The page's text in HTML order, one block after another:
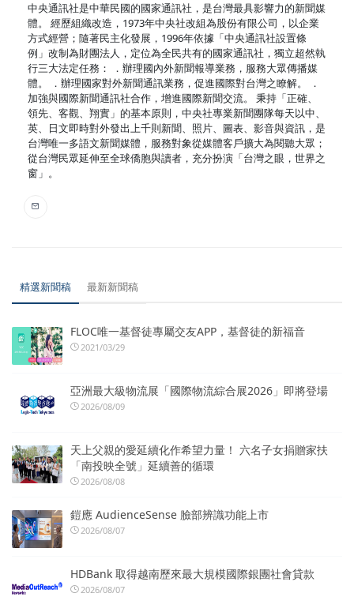
中央通訊社是中華民國的國家通訊社，是台灣最具影響力的新聞媒
體。 經歷組織改造，1973年中央社改組為股份有限公司，以企業
方式經營；隨著民主化發展，1996年依據「中央通訊社設置條
例」改制為財團法人，定位為全民共有的國家通訊社，獨立超然執
行三大法定任務： ．辦理國內外新聞報導業務，服務大眾傳播媒
體。 ．辦理國家對外新聞通訊業務，促進國際對台灣之瞭解。 ．
加強與國際新聞通訊社合作，增進國際新聞交流。 秉持「正確、
領先、客觀、翔實」的基本原則，中央社專業新聞團隊每天以中、
英、日文即時對外發出上千則新聞、照片、圖表、影音與資訊，是
台灣唯一多語文新聞媒體，服務對象從媒體客戶擴大為閱聽大眾；
從台灣民眾延伸至全球僑胞與讀者，充分扮演「台灣之眼，世界之
窗」。
精選新聞稿 最新新聞稿
FLOC唯一基督徒專屬交友APP，基督徒的新福音
2021/03/29
亞洲最大級物流展「國際物流綜合展2026」即將登場
2026/08/09
天上父親的愛延續化作希望力量！ 六名子女捐贈家扶
「南投映全號」延續善的循環
2026/08/08
鎧應 AudienceSense 臉部辨識功能上市
2026/08/07
HDBank 取得越南歷來最大規模國際銀團社會貸款
2026/08/07